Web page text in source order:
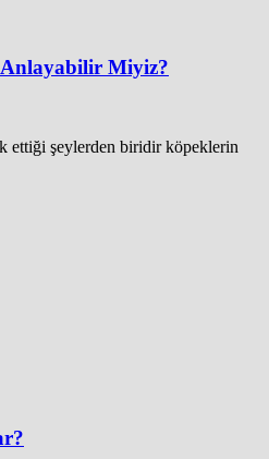
Miyiz?
ettiği şeylerden biridir köpeklerin